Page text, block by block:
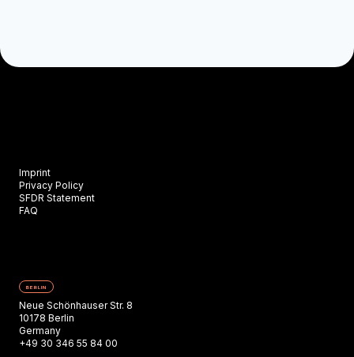
Imprint
Privacy Policy
SFDR Statement
FAQ
BERLIN
Neue Schönhauser Str. 8
10178 Berlin
Germany
+49 30 346 55 84 00